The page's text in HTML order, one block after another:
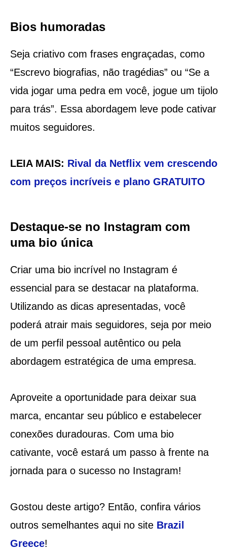
Bios humoradas
Seja criativo com frases engraçadas, como
“Escrevo biografias, não tragédias” ou “Se a
vida jogar uma pedra em você, jogue um tijolo
para trás”. Essa abordagem leve pode cativar
muitos seguidores.
LEIA MAIS: Rival da Netflix vem crescendo
com preços incríveis e plano GRATUITO
Destaque-se no Instagram com
uma bio única
Criar uma bio incrível no Instagram é
essencial para se destacar na plataforma.
Utilizando as dicas apresentadas, você
poderá atrair mais seguidores, seja por meio
de um perfil pessoal autêntico ou pela
abordagem estratégica de uma empresa.
Aproveite a oportunidade para deixar sua
marca, encantar seu público e estabelecer
conexões duradouras. Com uma bio
cativante, você estará um passo à frente na
jornada para o sucesso no Instagram!
Gostou deste artigo? Então, confira vários
outros semelhantes aqui no site Brazil
Greece!